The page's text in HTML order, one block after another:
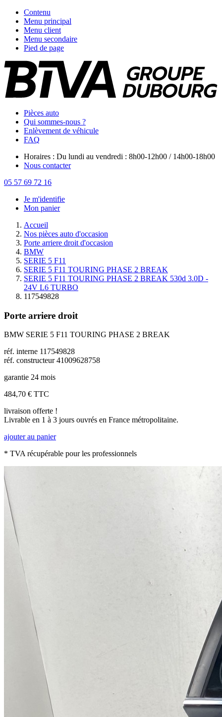
Contenu
Menu principal
Menu client
Menu secondaire
Pied de page
Pièces auto
Qui sommes-nous ?
Enlèvement de véhicule
FAQ
Horaires : Du lundi au vendredi : 8h00-12h00 / 14h00-18h00
Nous contacter
05 57 69 72 16
Je m'identifie
Mon panier
Accueil
Nos pièces auto d'occasion
Porte arriere droit d'occasion
BMW
SERIE 5 F11
SERIE 5 F11 TOURING PHASE 2 BREAK
SERIE 5 F11 TOURING PHASE 2 BREAK 530d 3.0D -
24V L6 TURBO
117549828
Porte arriere droit
BMW SERIE 5 F11 TOURING PHASE 2 BREAK
réf. interne 117549828
réf. constructeur 41009628758
garantie 24 mois
484,70 € TTC
livraison offerte !
Livrable en 1 à 3 jours ouvrés en France métropolitaine.
ajouter au panier
* TVA récupérable pour les professionnels